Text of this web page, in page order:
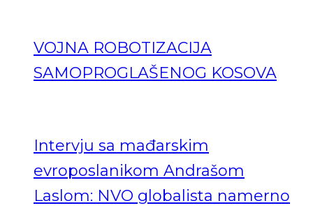
VOJNA ROBOTIZACIJA
SAMOPROGLAŠENOG KOSOVA
Intervju sa mađarskim
evroposlanikom Andrašom
Laslom: NVO globalista namerno